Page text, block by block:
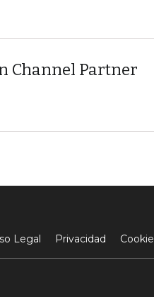
Channel Partner
Legal Privacidad Cookie